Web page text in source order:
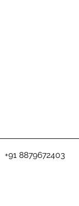
+91 8879672403